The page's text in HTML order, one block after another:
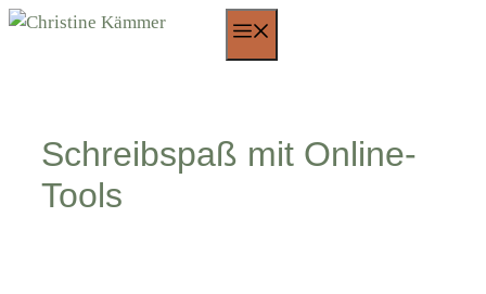
Zum
Schreibspaß mit Online-
Tools